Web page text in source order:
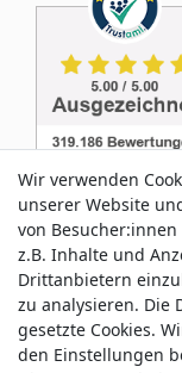
Service &
Wir verwenden
unserer Website
von Besucher:innen
z.B. Inhalte und
Drittanbietern
zu analysieren. Die
gesetzte Cookies.
den Einstellungen